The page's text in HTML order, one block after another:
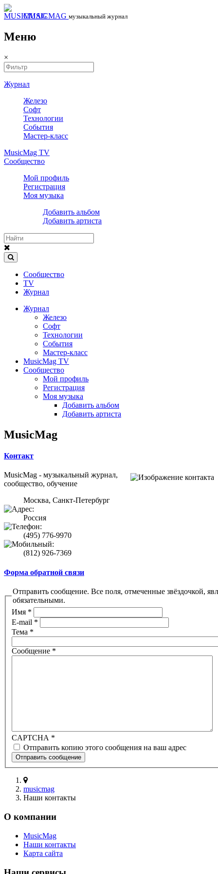
MUSICMAG музыкальный журнал
Меню
×
Журнал
Железо
Софт
Технологии
События
Мастер-класс
MusicMag TV
Сообщество
Мой профиль
Регистрация
Моя музыка
Добавить альбом
Добавить артиста
Сообщество
TV
Журнал
Журнал
Железо
Софт
Технологии
События
Мастер-класс
MusicMag TV
Сообщество
Мой профиль
Регистрация
Моя музыка
Добавить альбом
Добавить артиста
MusicMag
Контакт
MusicMag - музыкальный журнал,
сообщество, обучение
Москва, Санкт-Петербург
Россия
(495) 776-9970
(812) 926-7369
Форма обратной связи
Отправить сообщение. Все поля, отмеченные звёздочкой,
обязательными.
Имя *
E-mail *
Тема *
Сообщение *
CAPTCHA *
Отправить копию этого сообщения на ваш адрес
Отправить сообщение
musicmag
Наши контакты
О компании
MusicMag
Наши контакты
Карта сайта